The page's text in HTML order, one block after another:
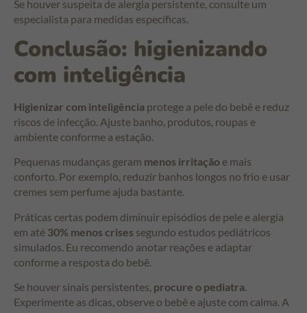
Se houver suspeita de alergia persistente, consulte um
especialista para medidas específicas.
Conclusão: higienizando
com inteligência
Higienizar com inteligência protege a pele do bebê e reduz
riscos de infecção. Ajuste banho, produtos, roupas e
ambiente conforme a estação.
Pequenas mudanças geram menos irritação e mais
conforto. Por exemplo, reduzir banhos longos no frio e usar
cremes sem perfume ajuda bastante.
Práticas certas podem diminuir episódios de pele e alergia
em até 30% menos crises segundo estudos pediátricos
simulados. Eu recomendo anotar reações e adaptar
conforme a resposta do bebê.
Se houver sinais persistentes, procure o pediatra.
Experimente as dicas, observe o bebê e ajuste com calma. A